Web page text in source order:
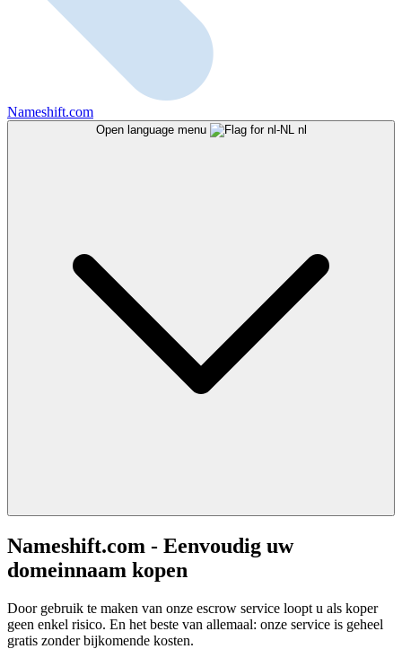
Nameshift.com
Open language menu nl
Nameshift.com - Eenvoudig uw
domeinnaam kopen
Door gebruik te maken van onze escrow service loopt u als koper
geen enkel risico. En het beste van allemaal: onze service is geheel
gratis zonder bijkomende kosten.